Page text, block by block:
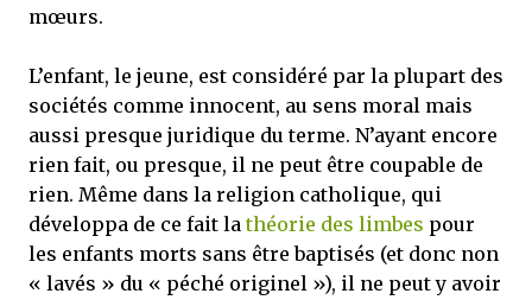
mœurs.
L’enfant, le jeune, est considéré par la plupart des
sociétés comme innocent, au sens moral mais
aussi presque juridique du terme. N’ayant encore
rien fait, ou presque, il ne peut être coupable de
rien. Même dans la religion catholique, qui
développa de ce fait lathéorie des limbes pour
les enfants morts sans être baptisés (et donc non
« lavés » du « péché originel »), il ne peut y avoir